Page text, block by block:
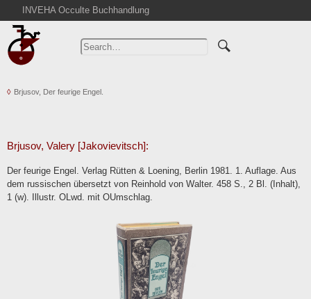
INVEHA Occulte Buchhandlung
Home
Advanced Search
Cart
Contact
Terms
Brjusov, Der feurige Engel.
Brjusov, Valery [Jakovievitsch]:
Der feurige Engel. Verlag Rütten & Loening, Berlin 1981. 1. Auflage. Aus
dem russischen übersetzt von Reinhold von Walter. 458 S., 2 Bl. (Inhalt),
1 (w). Illustr. OLwd. mit OUmschlag.